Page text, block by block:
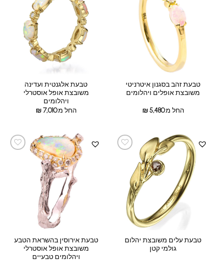
טבעת זהב בסגנון איטרניטי
משובצת אופלים ויהלומים
החל מ: ₪5,480
טבעת אלגנטית ועדינה
משובצת אופל אוסטרלי
ויהלומים
החל מ:
₪7,010
טבעת עלים משובצת יהלום
גולמי קטן
טבעת אירוסין בהשראת הטבע
משובצת אופל אוסטרלי
ויהלומים טבעיים